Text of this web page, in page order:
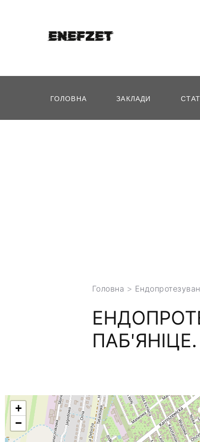
ГОЛОВНА ЗАКЛАДИ
Головна >
+
−